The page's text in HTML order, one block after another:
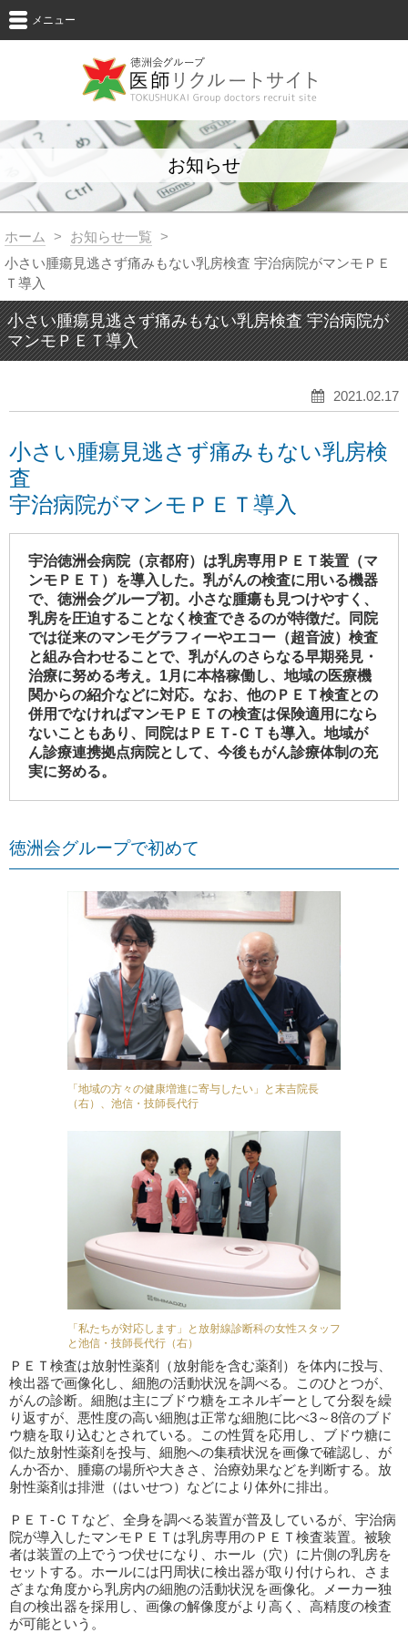
メニュー
お知らせ
ホーム > お知らせ一覧 >
小さい腫瘍見逃さず痛みもない乳房検査 宇治病院がマンモＰＥ
Ｔ導入
小さい腫瘍見逃さず痛みもない乳房検査 宇治病院が
マンモＰＥＴ導入
2021.02.17
小さい腫瘍見逃さず痛みもない乳房検
査
宇治病院がマンモＰＥＴ導入
宇治徳洲会病院（京都府）は乳房専用ＰＥＴ装置（マ
ンモＰＥＴ）を導入した。乳がんの検査に用いる機器
で、徳洲会グループ初。小さな腫瘍も見つけやすく、
乳房を圧迫することなく検査できるのが特徴だ。同院
では従来のマンモグラフィーやエコー（超音波）検査
と組み合わせることで、乳がんのさらなる早期発見・
治療に努める考え。1月に本格稼働し、地域の医療機
関からの紹介などに対応。なお、他のＰＥＴ検査との
併用でなければマンモＰＥＴの検査は保険適用になら
ないこともあり、同院はＰＥＴ-ＣＴも導入。地域が
ん診療連携拠点病院として、今後もがん診療体制の充
実に努める。
徳洲会グループで初めて
「地域の方々の健康増進に寄与したい」と末吉院長
（右）、池信・技師長代行
「私たちが対応します」と放射線診断科の女性スタッフ
と池信・技師長代行（右）
ＰＥＴ検査は放射性薬剤（放射能を含む薬剤）を体内に投与、
検出器で画像化し、細胞の活動状況を調べる。このひとつが、
がんの診断。細胞は主にブドウ糖をエネルギーとして分裂を繰
り返すが、悪性度の高い細胞は正常な細胞に比べ3～8倍のブド
ウ糖を取り込むとされている。この性質を応用し、ブドウ糖に
似た放射性薬剤を投与、細胞への集積状況を画像で確認し、が
んか否か、腫瘍の場所や大きさ、治療効果などを判断する。放
射性薬剤は排泄（はいせつ）などにより体外に排出。
ＰＥＴ-ＣＴなど、全身を調べる装置が普及しているが、宇治病
院が導入したマンモＰＥＴは乳房専用のＰＥＴ検査装置。被験
者は装置の上でうつ伏せになり、ホール（穴）に片側の乳房を
セットする。ホールには円周状に検出器が取り付けられ、さま
ざまな角度から乳房内の細胞の活動状況を画像化。メーカー独
自の検出器を採用し、画像の解像度がより高く、高精度の検査
が可能という。